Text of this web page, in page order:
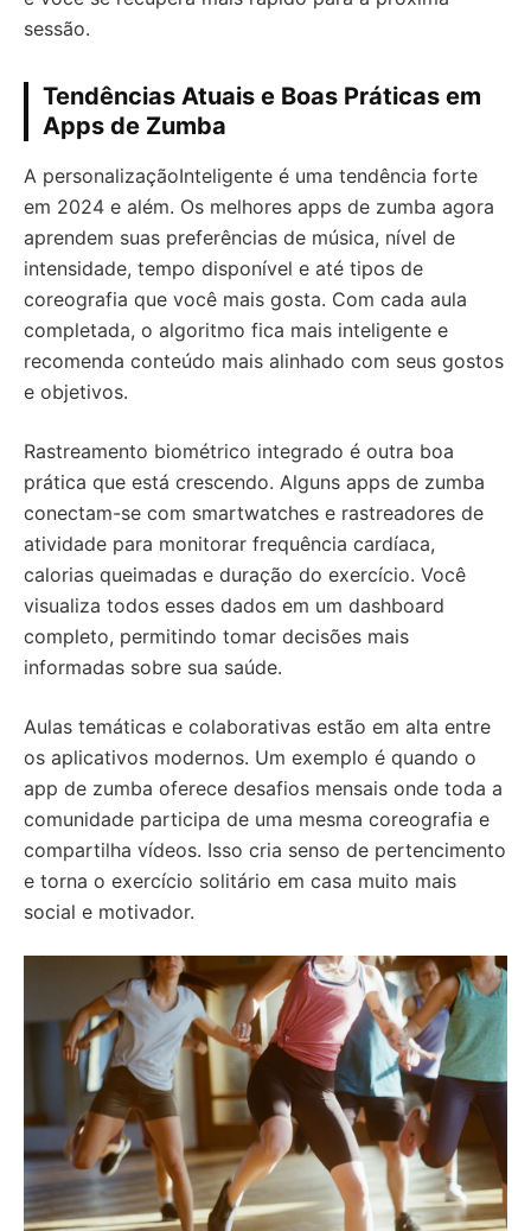
sessão.
Tendências Atuais e Boas Práticas em
Apps de Zumba
A personalizaçãoInteligente é uma tendência forte
em 2024 e além. Os melhores apps de zumba agora
aprendem suas preferências de música, nível de
intensidade, tempo disponível e até tipos de
coreografia que você mais gosta. Com cada aula
completada, o algoritmo fica mais inteligente e
recomenda conteúdo mais alinhado com seus gostos
e objetivos.
Rastreamento biométrico integrado é outra boa
prática que está crescendo. Alguns apps de zumba
conectam-se com smartwatches e rastreadores de
atividade para monitorar frequência cardíaca,
calorias queimadas e duração do exercício. Você
visualiza todos esses dados em um dashboard
completo, permitindo tomar decisões mais
informadas sobre sua saúde.
Aulas temáticas e colaborativas estão em alta entre
os aplicativos modernos. Um exemplo é quando o
app de zumba oferece desafios mensais onde toda a
comunidade participa de uma mesma coreografia e
compartilha vídeos. Isso cria senso de pertencimento
e torna o exercício solitário em casa muito mais
social e motivador.